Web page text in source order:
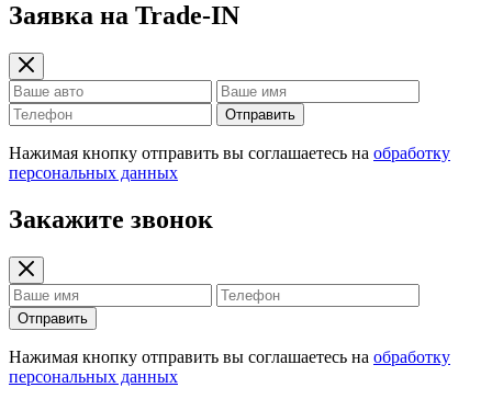
Заявка на Trade-IN
Отправить
Нажимая кнопку отправить вы соглашаетесь на обработку
персональных данных
Закажите звонок
Отправить
Нажимая кнопку отправить вы соглашаетесь на обработку
персональных данных